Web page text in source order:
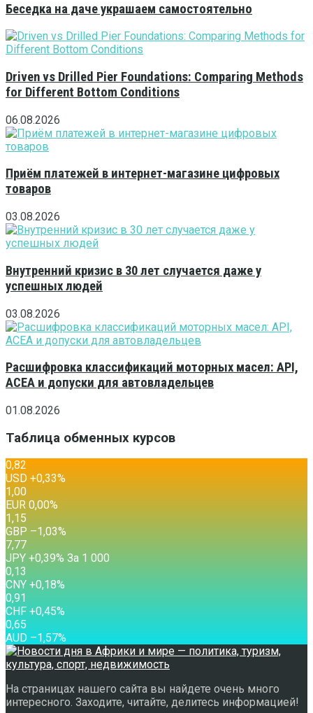
Беседка на даче украшаем самостоятельно
Driven vs Drilled Pier Foundations: Comparing Methods
for Different Bottom Conditions
06.08.2026
Приём платежей в интернет-магазине цифровых
товаров
03.08.2026
Внутренний кризис в 30 лет случается даже у
успешных людей
03.08.2026
Расшифровка классификаций моторных масел: API,
ACEA и допуски для автовладельцев
01.08.2026
Таблица обменных курсов
0,82
USD +0,33%
1,00
EUR 0,00%
1,15
GBP –1,03%
7,77
JPY +0,39% За 1 000
0,13
CNY +0,18%
0,91
CHF +0,45%
0,65
AUD –1,57%
На страницах нашего сайта вы найдете очень много
интересного. Заходите, читайте, делитесь информацией!